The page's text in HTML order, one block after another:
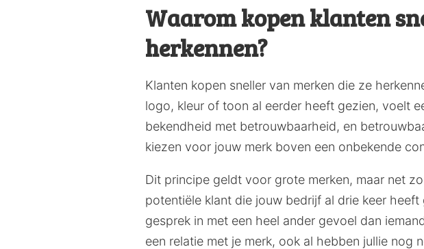
Waarom kopen klanten
herkennen?
Klanten kopen sneller van merken die ze
logo, kleur of toon al eerder heeft gezien, voelt
bekendheid met betrouwbaarheid, en
kiezen voor jouw merk boven een onbekende
Dit principe geldt voor grote merken, maar net
potentiële klant die jouw bedrijf al drie keer
gesprek in met een heel ander gevoel dan
een relatie met je merk, ook al hebben jullie nog